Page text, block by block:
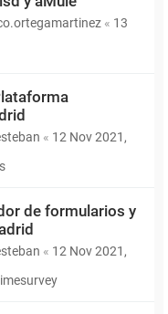
« 13
« 12 Nov 2021,
de formularios y
« 12 Nov 2021,